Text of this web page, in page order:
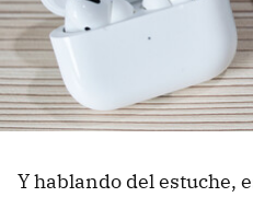
Y hablando del estuche,